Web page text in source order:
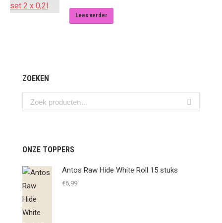
Lees verder
ZOEKEN
ONZE TOPPERS
Antos Raw Hide White Roll 15 stuks
€6,99